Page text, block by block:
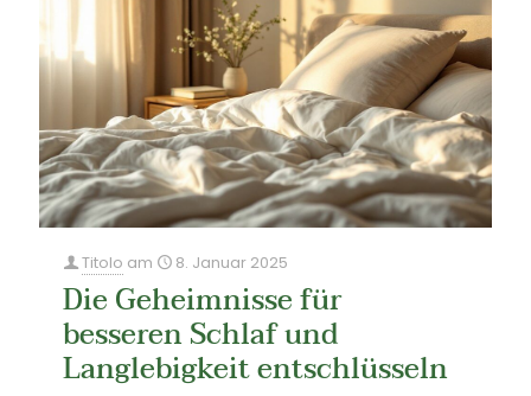
Titolo am 8. Januar 2025
Die Geheimnisse für
besseren Schlaf und
Langlebigkeit entschlüsseln